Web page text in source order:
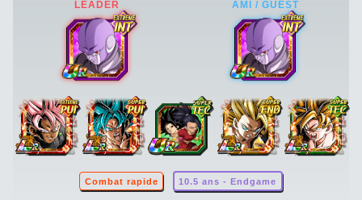
Combat rapide 10.5 ans - Endgame